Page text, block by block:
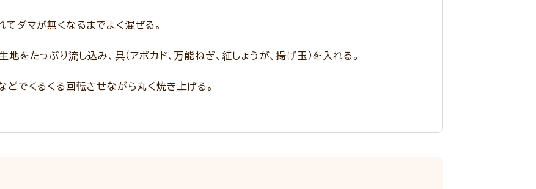
てダマが無くなるまでよく混ぜる。
をたっぷり流し込み、具（アボカド、万能ねぎ、紅しょうが、揚げ玉）を入れる。
どでくるくる回転させながら丸く焼き上げる。